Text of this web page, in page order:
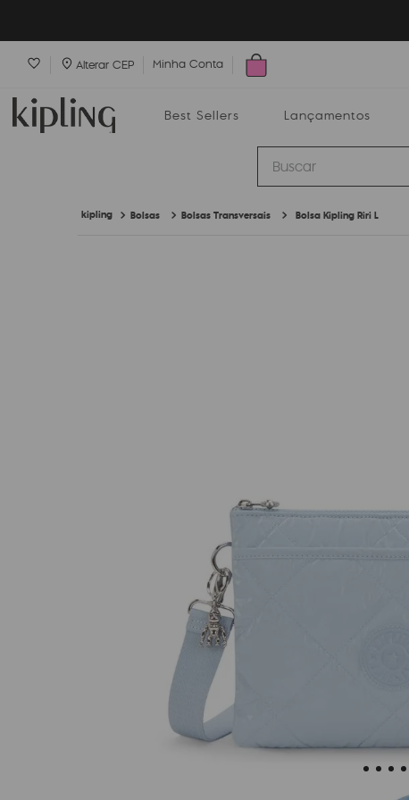
Alterar CEP Minha Conta
Best Sellers Lançamentos
Buscar
Bolsas Bolsas Transversais Bolsa Kipling Riri L